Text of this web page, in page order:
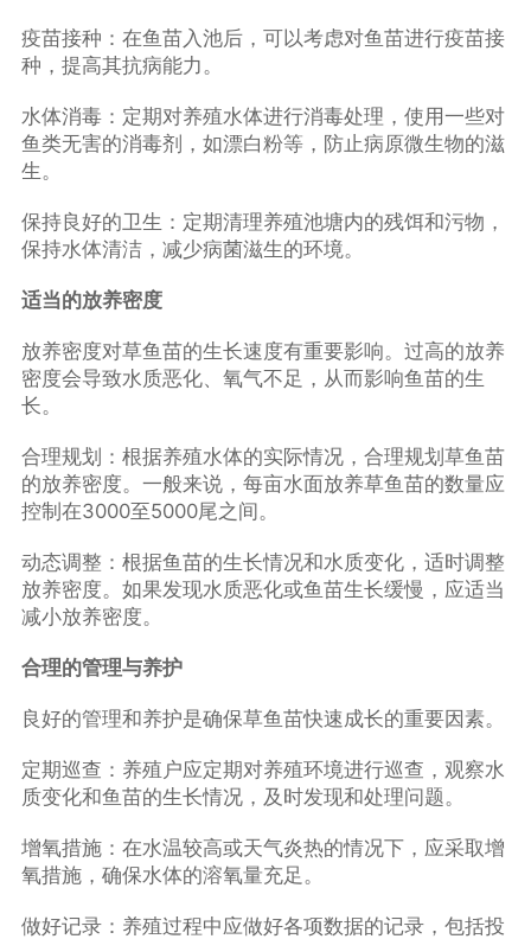
疫苗接种：在鱼苗入池后，可以考虑对鱼苗进行疫苗接
种，提高其抗病能力。
水体消毒：定期对养殖水体进行消毒处理，使用一些对
鱼类无害的消毒剂，如漂白粉等，防止病原微生物的滋
生。
保持良好的卫生：定期清理养殖池塘内的残饵和污物，
保持水体清洁，减少病菌滋生的环境。
适当的放养密度
放养密度对草鱼苗的生长速度有重要影响。过高的放养
密度会导致水质恶化、氧气不足，从而影响鱼苗的生
长。
合理规划：根据养殖水体的实际情况，合理规划草鱼苗
的放养密度。一般来说，每亩水面放养草鱼苗的数量应
控制在3000至5000尾之间。
动态调整：根据鱼苗的生长情况和水质变化，适时调整
放养密度。如果发现水质恶化或鱼苗生长缓慢，应适当
减小放养密度。
合理的管理与养护
良好的管理和养护是确保草鱼苗快速成长的重要因素。
定期巡查：养殖户应定期对养殖环境进行巡查，观察水
质变化和鱼苗的生长情况，及时发现和处理问题。
增氧措施：在水温较高或天气炎热的情况下，应采取增
氧措施，确保水体的溶氧量充足。
做好记录：养殖过程中应做好各项数据的记录，包括投